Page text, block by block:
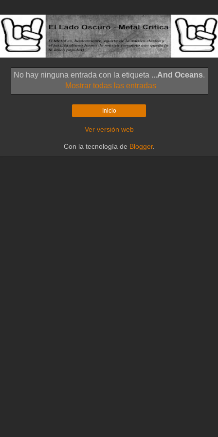
No hay ninguna entrada con la etiqueta ...And Oceans.
Mostrar todas las entradas
Inicio
Ver versión web
Con la tecnología de Blogger.